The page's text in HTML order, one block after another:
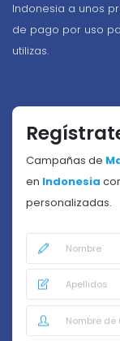
Indonesia a unos
de pago por uso
utilizas.
Campañas de
en Indonesia
personalizadas.